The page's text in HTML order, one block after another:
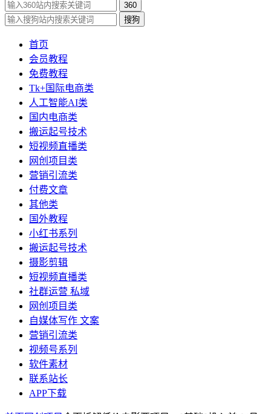
360
搜狗
首页
会员教程
免费教程
Tk+国际电商类
人工智能AI类
国内电商类
搬运起号技术
短视频直播类
网创项目类
营销引流类
付费文章
其他类
国外教程
小红书系列
搬运起号技术
摄影剪辑
短视频直播类
社群运营 私域
网创项目类
自媒体写作 文案
营销引流类
视频号系列
软件素材
联系站长
APP下载